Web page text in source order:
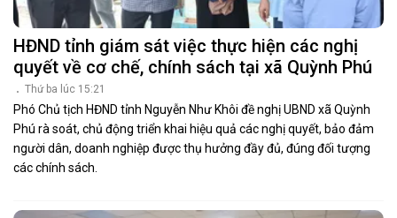
HĐND tỉnh giám sát việc thực hiện các nghị
quyết về cơ chế, chính sách tại xã Quỳnh Phú
Thứ ba lúc 15:21
Phó Chủ tịch HĐND tỉnh Nguyễn Như Khôi đề nghị UBND xã Quỳnh
Phú rà soát, chủ động triển khai hiệu quả các nghị quyết, bảo đảm
người dân, doanh nghiệp được thụ hưởng đầy đủ, đúng đối tượng
các chính sách.